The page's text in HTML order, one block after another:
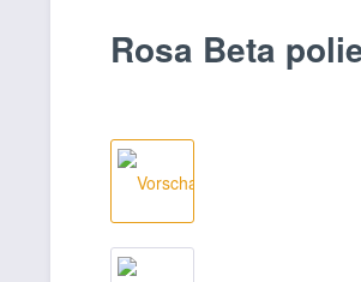
Rosa Beta